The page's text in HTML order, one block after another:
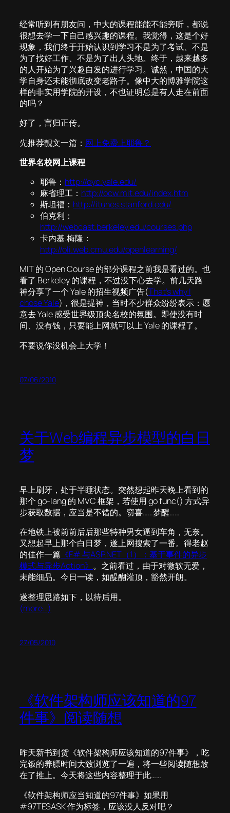
经常听到有朋友问，中大的课程能能不能旁听，都说
很想去学一下自己感兴趣的课程。我觉得，这是个好
现象，我们终于开始认识到学习不是为了考试、不是
为了找好工作、不是为了出人头地。终于，越来越多
的人开始为了兴趣自发的进行学习。诚然，中国的大
学自身还未能彻底改变老路子。像中大的博雅学院这
样的非实用学院的开设，不也证明总是有人走在前面
的吗？
好了，言归正传。
先推荐靓文一篇： 网上免费上耶鲁？
世界名校网上课程
耶鲁： http://oyc.yale.edu/
麻省理工： http://ocw.mit.edu/index.htm
斯坦福： http://itunes.stanford.edu/
伯克利：
http://webcast.berkeley.edu/courses.php
卡内基.梅隆：
http://oli.web.cmu.edu/openlearning/
MIT 的 Open Course 的部分课程之前我是看过的。也
看了 Berkeley 的课程，不过没下心去学。前几天路
神分享了一个 Yale 的招生视频广告(That’s why I
chose Yale)，很是提神，当时不少群众纷纷表示：愿
意去 Yale 感受世界级顶尖名校的氛围。即使没有时
间、没有钱，只要能上网就可以上 Yale 的课程了。
不要说你没机会上大学！
07/06/2010
关于Web编程异步模型的白日
梦
早上刷牙，处于半睡状态。突然想起昨天晚上看到的
那个 go-lang 的 MVC 框架，若使用 go func() 方式异
步获取数据，应当是不错的。窃喜……梦醒……
在地铁上被前前后后那些特种男女逼到车角，无奈。
又想起早上那个白日梦，遂上网搜索了一番。得老赵
的佳作一篇 《F# 与ASP.NET（1）：基于事件的异步
模式与异步Action》 。之前看过，由于对微软无爱，
未能细品。今日一读，如醍醐灌顶，豁然开朗。
遂整理思路如下，以待后用。
(more…)
27/05/2010
《软件架构师应该知道的97
件事》阅读随想
昨天新书到货《软件架构师应该知道的97件事》，吃
完饭的养膘时间大致浏览了一遍，将一些阅读随想放
在了推上。今天将这些内容整理于此……
《软件架构师应当知道的97件事》如果用
#97TESASK 作为标签，应该没人反对吧？